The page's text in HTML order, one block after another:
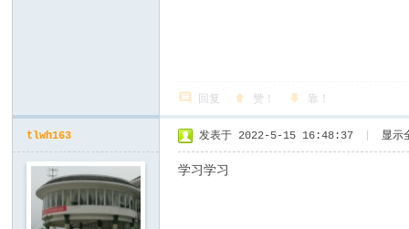
回复 赞！ 靠！
tlwh163 发表于 2022-5-15 16:48:37 显示
学习学习